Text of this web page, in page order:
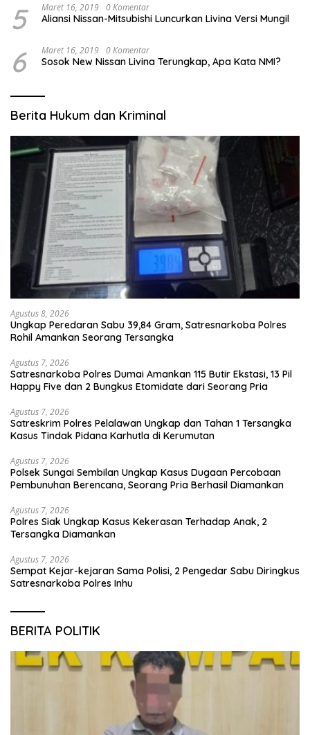
5 Maret 16, 2019 0 Komentar
Aliansi Nissan-Mitsubishi Luncurkan Livina Versi Mungil
6 Maret 16, 2019 0 Komentar
Sosok New Nissan Livina Terungkap, Apa Kata NMI?
Berita Hukum dan Kriminal
Agustus 8, 2026
Ungkap Peredaran Sabu 39,84 Gram, Satresnarkoba Polres
Rohil Amankan Seorang Tersangka
Agustus 7, 2026
Satresnarkoba Polres Dumai Amankan 115 Butir Ekstasi, 13 Pil
Happy Five dan 2 Bungkus Etomidate dari Seorang Pria
Agustus 7, 2026
Satreskrim Polres Pelalawan Ungkap dan Tahan 1 Tersangka
Kasus Tindak Pidana Karhutla di Kerumutan
Agustus 7, 2026
Polsek Sungai Sembilan Ungkap Kasus Dugaan Percobaan
Pembunuhan Berencana, Seorang Pria Berhasil Diamankan
Agustus 7, 2026
Polres Siak Ungkap Kasus Kekerasan Terhadap Anak, 2
Tersangka Diamankan
Agustus 7, 2026
Sempat Kejar-kejaran Sama Polisi, 2 Pengedar Sabu Diringkus
Satresnarkoba Polres Inhu
BERITA POLITIK